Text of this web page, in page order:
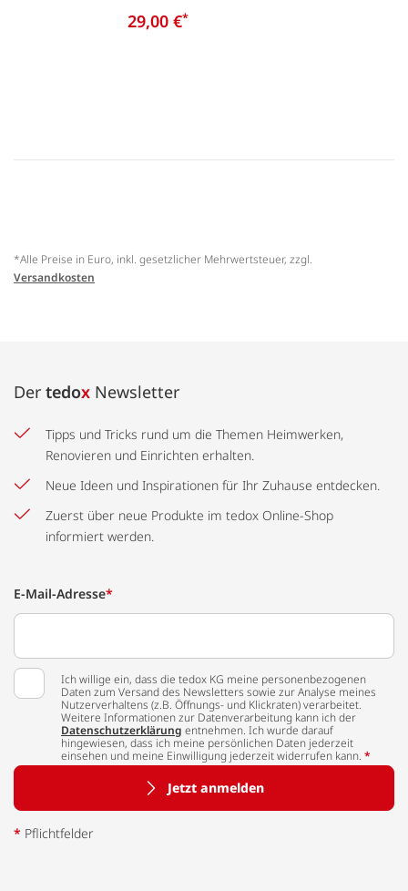
29,00 €*
*Alle Preise in Euro, inkl. gesetzlicher Mehrwertsteuer, zzgl.
Versandkosten
Der tedox Newsletter
Tipps und Tricks rund um die Themen Heimwerken,
Renovieren und Einrichten erhalten.
Neue Ideen und Inspirationen für Ihr Zuhause entdecken.
Zuerst über neue Produkte im tedox Online-Shop
informiert werden.
E-Mail-Adresse*
Ich willige ein, dass die tedox KG meine personenbezogenen
Daten zum Versand des Newsletters sowie zur Analyse meines
Nutzerverhaltens (z.B. Öffnungs- und Klickraten) verarbeitet.
Weitere Informationen zur Datenverarbeitung kann ich der
Datenschutzerklärung entnehmen. Ich wurde darauf
hingewiesen, dass ich meine persönlichen Daten jederzeit
einsehen und meine Einwilligung jederzeit widerrufen kann. *
Jetzt anmelden
* Pflichtfelder